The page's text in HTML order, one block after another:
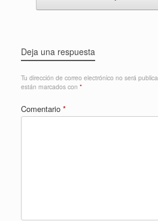
Deja una respuesta
Tu dirección de correo electrónico no será
están marcados con *
Comentario *